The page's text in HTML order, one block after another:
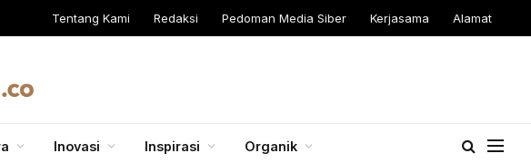
Tentang Kami Redaksi Pedoman Media Siber Kerjasama Alamat
Inovasi Inspirasi Organik